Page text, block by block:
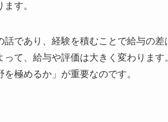
す。
話であり、経験を積むことで給与の
て、給与や評価は大きく変わりま
極めるか」が重要なのです。